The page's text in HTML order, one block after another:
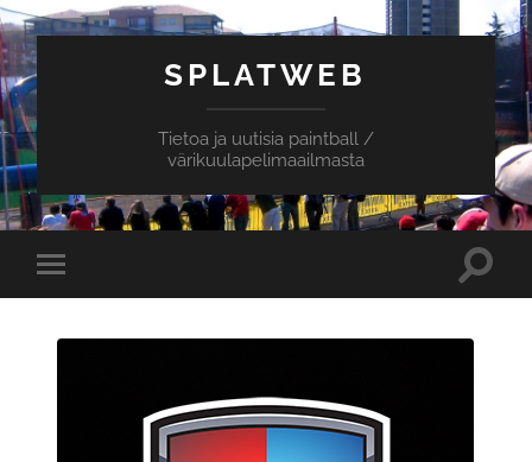
SPLATWEB
Tietoa ja uutisia paintball /
värikuulapelimaailmasta
Toggle
mobile
Toggle